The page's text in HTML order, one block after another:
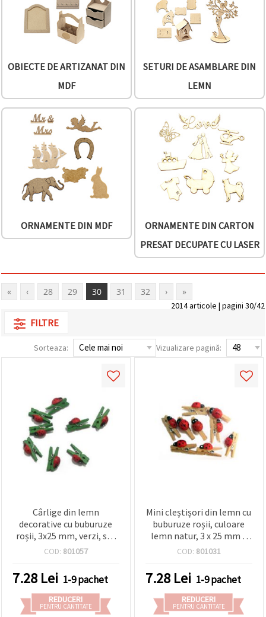
OBIECTE DE ARTIZANAT DIN
MDF
SETURI DE ASAMBLARE DIN
LEMN
ORNAMENTE DIN MDF
ORNAMENTE DIN CARTON
PRESAT DECUPATE CU LASER
« ‹ 28 29 30 31 32 › »
2014 articole | pagini 30/42
FILTRE
Sorteaza: Vizualizare pagină:
Cârlige din lemn
decorative cu buburuze
roșii, 3x25 mm, verzi, set
20 buc.
COD: 801057
7.28 Lei 1-9 pachet
REDUCERI
PENTRU CANTITATE
Mini cleștișori din lemn cu
buburuze roșii, culoare
lemn natur, 3 x 25 mm –
set 20 bucăți
COD: 801031
7.28 Lei 1-9 pachet
REDUCERI
PENTRU CANTITATE